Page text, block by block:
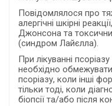
Повідомлялося про
алергічні шкірні
Джонсона та
(синдром Лайєлла).
При лікуванні
необхідно
псоріазу, коли інші
тільки тоді, коли
біопсії та/або після